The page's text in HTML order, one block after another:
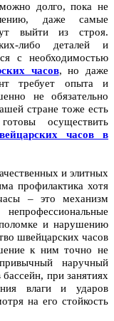
долго, пока не
даже самые
выйти из строя.
либо деталей и
с необходимостью
часов, но даже
требует опыта и
не обязательно
стране тоже есть
осуществить
часов в
и элитных
профилактика хотя
– это механизм
и нарушению
швейцарских часов
к ним точно не
наручный
при занятиях
влаги и ударов
на его стойкость